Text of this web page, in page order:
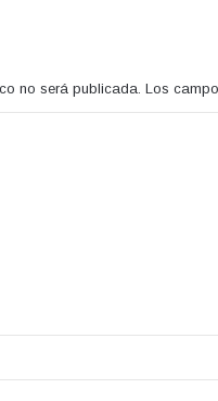
no será publicada. Los